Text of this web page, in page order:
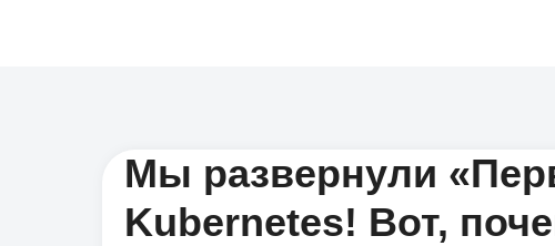
Мы развернули
Kubernetes! Вот,